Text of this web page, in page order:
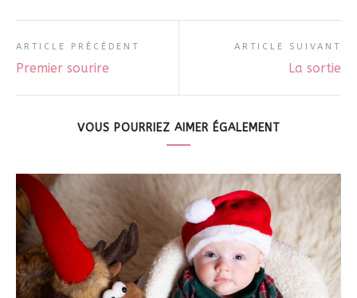
ARTICLE PRÉCÉDENT
Premier sourire
ARTICLE SUIVANT
La sortie
VOUS POURRIEZ AIMER ÉGALEMENT